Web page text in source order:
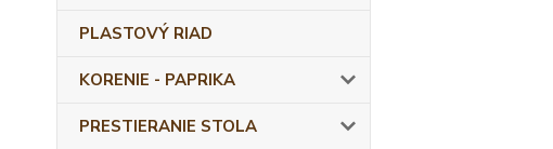
PLASTOVÝ RIAD
KORENIE - PAPRIKA
PRESTIERANIE STOLA